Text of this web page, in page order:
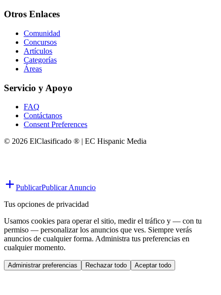
Otros Enlaces
Comunidad
Concursos
Artículos
Categorías
Áreas
Servicio y Apoyo
FAQ
Contáctanos
Consent Preferences
© 2026 ElClasificado ® | EC Hispanic Media
PublicarPublicar Anuncio
Tus opciones de privacidad
Usamos cookies para operar el sitio, medir el tráfico y — con tu
permiso — personalizar los anuncios que ves. Siempre verás
anuncios de cualquier forma. Administra tus preferencias en
cualquier momento.
Administrar preferencias Rechazar todo Aceptar todo